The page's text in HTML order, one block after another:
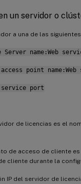
un servidor o
a una de las
name:Web
point
port
de licencias es el
de acceso de cliente
cliente durante la
IP del servidor de